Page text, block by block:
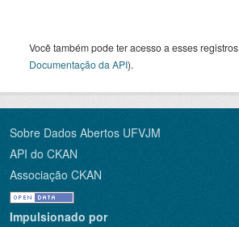
Você também pode ter acesso a esses
Documentação da API).
Sobre Dados Abertos UFVJM
API do CKAN
Associação CKAN
Impulsionado por